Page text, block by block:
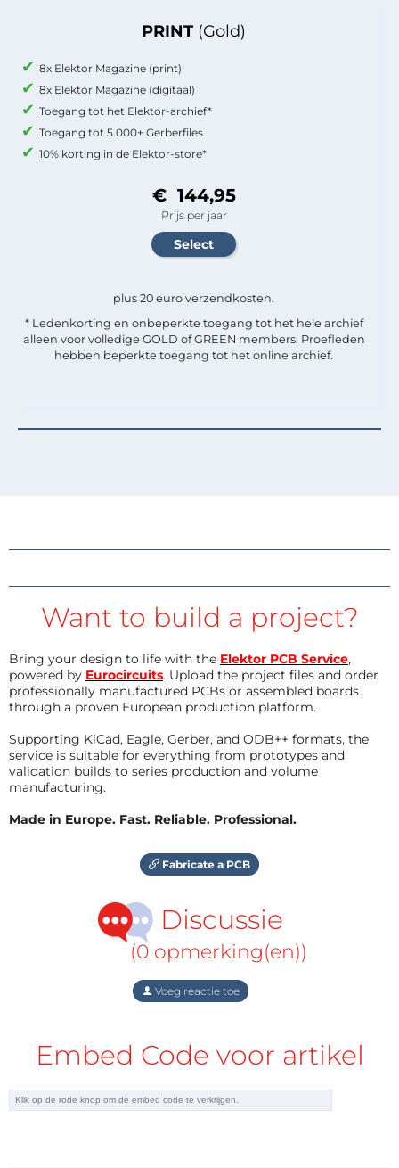
PRINT (Gold)
8x Elektor Magazine (print)
8x Elektor Magazine (digitaal)
Toegang tot het Elektor-archief*
Toegang tot 5.000+ Gerberfiles
10% korting in de Elektor-store*
€ 144,95
Prijs per jaar
plus 20 euro verzendkosten.
* Ledenkorting en onbeperkte toegang tot het hele archief
alleen voor volledige GOLD of GREEN members. Proefleden
hebben beperkte toegang tot het online archief.
Want to build a project?
Bring your design to life with the Elektor PCB Service,
powered by Eurocircuits. Upload the project files and order
professionally manufactured PCBs or assembled boards
through a proven European production platform.
Supporting KiCad, Eagle, Gerber, and ODB++ formats, the
service is suitable for everything from prototypes and
validation builds to series production and volume
manufacturing.
Made in Europe. Fast. Reliable. Professional.
Fabricate a PCB
Discussie
(0 opmerking(en))
Voeg reactie toe
Embed Code voor artikel